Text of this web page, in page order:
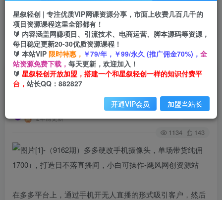
首页 创业课程 会员专属 正文
（9162期）多多硬改手机摄像头，单场带货纯佣
1700+，打造日不落直播间，小白可操作
2年前更新
关注 私信
1134 143
在多多平台上，通过手机开无人直播的形式吸引客户，然后
星叙轻创 | 专注优质VIP网课资源分享，市面上收费几百几千的
项目资源课程这里全部都有！
🔰 内容涵盖网赚项目、引流技术、电商运营、脚本源码等资源，
每日稳定更新20-30优质资源课程！
🔰 本站VIP 限时特惠， ￥79/年，￥99/永久 (推广佣金70%)， 全
站资源免费下载， 每天更新，欢迎加入！
🔰 星叙轻创开放加盟，搭建一个和星叙轻创一样的知识付费平
台， 站长QQ：882827
开通VIP会员 加盟当站长